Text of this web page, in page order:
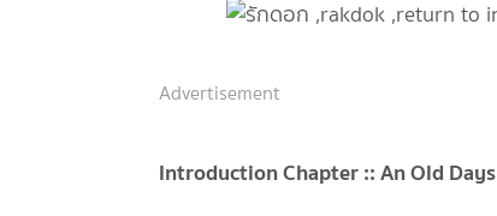
Advertisement
Introduction Chapter :: An Old Days